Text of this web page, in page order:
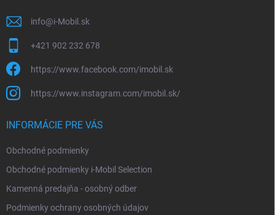
info@i-Mobil.sk
+421 902 232 678
https://www.facebook.com/imobil.sk
https://www.instagram.com/imobil.sk/
INFORMÁCIE PRE VÁS
Obchodné podmienky
Obchodné podmienky i-Mobil Selection
Kamenná predajňa - osobný odber
Podmienky ochrany osobných údajov